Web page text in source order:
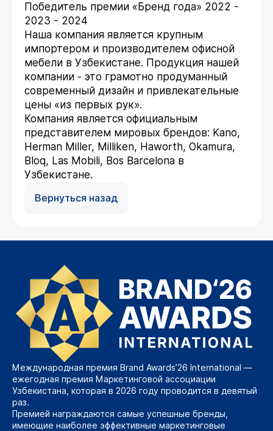
Победитель премии «Бренд года» 2022 -
2023 - 2024
Наша компания является крупным
импортером и производителем офисной
мебели в Узбекистане. Продукция нашей
компании - это грамотно продуманный
современный дизайн и привлекательные
цены «из первых рук».
Компания является официальным
представителем мировых брендов: Kano,
Herman Miller, Milliken, Haworth, Okamura,
Bloq, Las Mobili, Bos Barcelona в
Узбекистане.
Вернуться назад
Международная премия Brand Awards’26 International —
ежегодная премия Маркетинговой ассоциации
Узбекистана, которая в 2026 году проводится в девятый
раз.
Премией награждаются самые успешные бренды,
имеющие наиболее эффективные маркетинговые